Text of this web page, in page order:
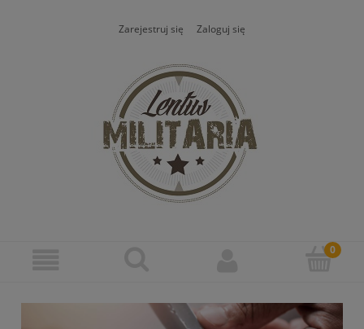
Zarejestruj się Zaloguj się